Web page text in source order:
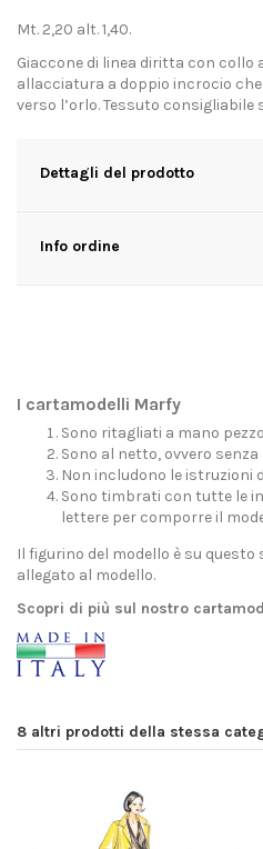
Mt. 2,20 alt. 1,40.
Giaccone di linea diritta con collo
allacciatura a doppio incrocio
verso l’orlo. Tessuto
Dettagli del prodotto
Info ordine
I cartamodelli Marfy
Sono ritagliati a mano
Sono al netto, ovvero
Non includono le istruzioni
Sono timbrati con tutte le
lettere per comporre il
Il figurino del modello è su
allegato al modello.
Scopri di più sul nostro
8 altri prodotti della stessa